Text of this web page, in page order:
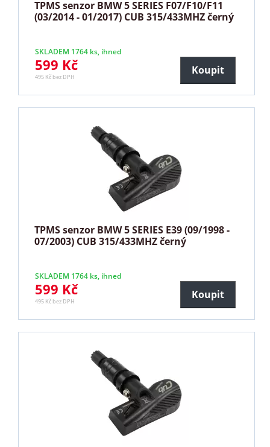
TPMS senzor BMW 5 SERIES F07/F10/F11
(03/2014 - 01/2017) CUB 315/433MHZ černý
SKLADEM 1764 ks, ihned
599 Kč
495 Kč bez DPH
Koupit
TPMS senzor BMW 5 SERIES E39 (09/1998 -
07/2003) CUB 315/433MHZ černý
SKLADEM 1764 ks, ihned
599 Kč
495 Kč bez DPH
Koupit